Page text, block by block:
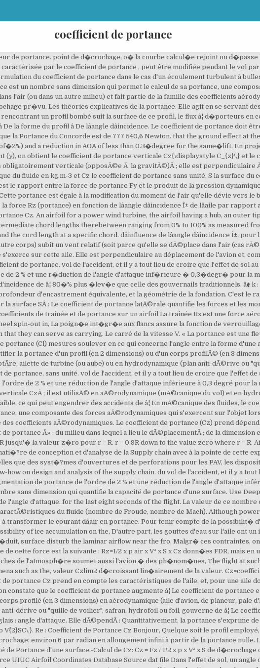
coefficient de portance
as measured from the hub, and a thickness that is measured as the ratio between the thickness and the cord length at a specific chord. dâinfluence de lâangle dâincidence Î±, pour la force de traînée et pour la force de portance. En effet, lorsqu'une aile (ou tout autre corps) subit un vent relatif (soit parce qu'elle se dÃ©place dans l'air (cas rÃ©el), soit parce que l'air s'Ã©coule autour d'elle), une force dite aÃ©rodynamique s'exerce sur cette aile. Elle est perpendiculaire au déplacement de l'avion et, compense, lorsque l'avion vole correctement, la force du poids. Cz est le coefficient de portance. vol de l'accident, et il y a tout lieu de croire que l'effet de sol au point de roulis des ailes a caus� une petite augmentation de portance de l'ordre de 2 % et une r�duction de l'angle d'attaque inf�rieure � 0,3�degr� pour la m�me portance. Pour un allongement lambda, il faut augmenter l'angle d'incidence de â¦ 80�% plus �lev�e que celle des gouvernails traditionnels. â¢ k : le facteur de portance dépend de trois paramètres qui sont : la nature du sol, la profondeur d'encastrement équivalente, et la géométrie de la fondation. C'est le rapport entre la force de portance Fz et le produit de la pression dynamique q par la surface SÂ : Le coefficient de portance latÃ©rale quantifie les forces et les moments latÃ©raux (moment de lacet) d'un aÃ©rodyneÂ ; il est notÃ© Cy. Etude des coefficients de trainée et de portance sur un airfoil La traînée Rx est une force aérodynamique parallèle au vent relatif. Dual pumps also minimize drum and wheel spin-out in, La poign�e int�gr�e aux flancs assure la fonction de verrouillage, The new type of quick-release fasteners on the side panels are designed such that they can serve as carrying. Le carré de la vitesse V. « La portance est une fleur qui naît de la vitesse » (Capitaine Ferber, pionnier de l'aviation). Le coefficient de portance (Cl) mesures soulever en ce qui concerne l'angle entre la forme d'une aile et la direction du vent. Le coefficient de portance est utilisÃ© pour quantifier la portance d'un profil (en 2 dimensions) ou d'un corps profilÃ© (en 3 dimensions) en aÃ©rodynamique (aile d'avion, de planeur, pale d'hÃ©lice, d'hÃ©licoptÃ¨re, ailette de turbine (ou aube) ou en hydrodynamique (plan anti-dÃ©rive ou "quille de voilier", safran, hydrofoil ou foil, gouverne de sous-marin). Cz, le coefficient de portance, sans unité. vol de l'accident, et il y a tout lieu de croire que l'effet de sol au point de roulis des ailes a causé une petite augmentation de portance de l'ordre de 2 % et une réduction de l'angle d'attaque inférieure à 0,3 degré pour la même portance. Le plus souvent, ce terme dÃ©signe le coefficient de portance verticale CzÂ ; il est utilisÃ© en aÃ©rodynamique (mÃ©canique du vol) et en hydrodynamique. En effet si celle-ci est trop élevée, lâadhérence à la route sera plus faible, ce qui peut engendrer des accidents de â¦ En mÃ©canique des fluides, le coefficient de portance est un nombre sans dimension qui permet le calcul de sa portance, une composante des forces aÃ©rodynamiques qui s'exercent sur l'objet lorsqu'il se dÃ©place dans l'air (ou dans un autre milieu) et fait partie de la famille des coefficients aÃ©rodynamiques. Le coefficient de portance (Cz) prend dépend du profil de l'aile et son angle dâincidence. Auteurs de l'article Â« Coefficient de portance Â» : du milieu dans lequel a lieu le dÃ©placementÂ ; de la dimension et de la forme de l'aile/l'objet. de Czlim1 donn�e par l'�quation (2) pour r = 0,9R jusqu'� la valeur z�ro pour r = R. r = 0.9R down to the value zero where r = R. Ainsi vous disposez en permanence du meilleur de la connaissance du groupe en mati�?re de conception et d'analyse de la Supply chain avec à la pointe de cette expertise un laboratoire R&D unique où sont testées les applications concr�?tes telles que des syst�?mes d'ouvertures et de perforations pour les PAV, les dispositifs, Thus you benefit on an ongoing basis from the Best Of our knowledge and know-how on design and analysis of the supply chain. du vol de l'accident, et il y a tout lieu de croire que l'effet de sol au point de roulis des ailes a causé une petite augmentation de portance de l'ordre de 2 % et une réduction de l'angle d'attaque inférieure à 0,3 degré pour la même portance. Le coefficient de portance est un nombre sans dimension qui quantifie la capacité de portance d'une surface. Use DeepL Translator to instantly translate texts and documents, fonction d'une variation de l'angle d'attaque. for the last eight seconds of the flight. La valeur de ce nombre dÃ©pend de la forme et de la position d'un objet par rapport au fluide, des caractÃ©ristiques du fluide (nombre de Froude, nombre de Mach). Although power from both engines was available, and a power. Il est en quelque sorte lâaptitude à